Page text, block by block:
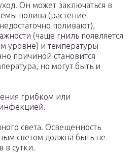
Он может заключаться в
полива (растение
поливают),
(чаще гниль появляется
уровне) и температуры
причиной становится
но могут быть и
грибком или
света. Освещенность
светом должна быть не
в сутки.